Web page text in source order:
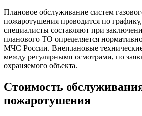
Плановое обслуживание систем
пожаротушения проводится по
специалисты составляют при
планового ТО определяется
МЧС России. Внеплановые
между регулярными осмотрами, по
охраняемого объекта.
Стоимость
пожаротушения